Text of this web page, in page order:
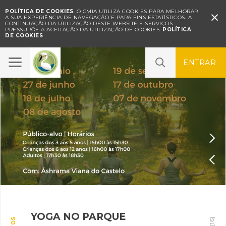
POLÍTICA DE COOKIES. O CMIA UTILIZA COOKIES PARA MELHORAR
A SUA EXPERIÊNCIA DE NAVEGAÇÃO E PARA FINS ESTATÍSTICOS. A
CONTINUAÇÃO DA UTILIZAÇÃO DESTE WEBSITE E SERVIÇOS
PRESSUPÕE A ACEITAÇÃO DA UTILIZAÇÃO DE COOKIES. POLÍTICA
DE COOKIES

ENTRAR
1
/
]
YOGA NO PARQUE
SONS NO PARQUE – Concerto
Oficina "As Formigas no
A sua opinião é importante |
SERVIÇO EDUCATIVO

